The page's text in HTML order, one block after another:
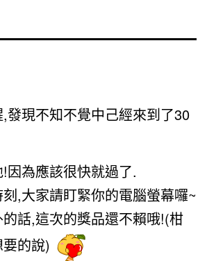
發現不知不覺中己經來到了30
因為應該很快就過了.
,大家請盯緊你的電腦螢幕囉~
話,這次的獎品還不賴哦!(柑
的說)